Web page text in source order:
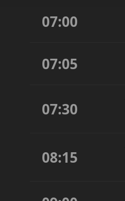
07:00
07:05
07:30
08:15